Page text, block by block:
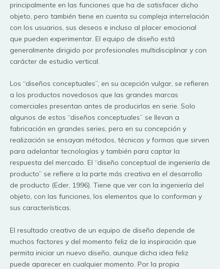
principalmente en las funciones que ha de satisfacer dicho
objeto, pero también tiene en cuenta su compleja interrelación
con los usuarios, sus deseos e incluso al placer emocional
que pueden experimentar. El equipo de diseño está
generalmente dirigido por profesionales multidisciplinar y con
carácter de estudio vertical.
Los “diseños conceptuales”, en su acepción vulgar, se refieren
a los productos novedosos que las grandes marcas
comerciales presentan antes de producirlas en serie. Solo
algunos de estos “diseños conceptuales” se llevan a
fabricación en grandes series, pero en su concepción y
realización se ensayan métodos, técnicas y formas que sirven
para adelantar tecnologías y también para captar la
respuesta del mercado. El “diseño conceptual de ingeniería de
producto” se refiere a la parte más creativa en el desarrollo
de producto (Eder, 1996). Tiene que ver con la ingeniería del
objeto, con las funciones, los elementos que lo conforman y
sus características.
El resultado creativo de un equipo de diseño depende de
muchos factores y del momento feliz de la inspiración que
permita iniciar un nuevo diseño, aunque dicha idea feliz
puede aparecer en cualquier momento. Por la propia